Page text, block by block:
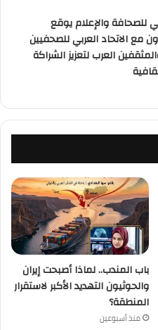
للصحافة والإعلام يوقع
مع الاتحاد العربي للصحفيين
العرب لتعزيز الشراكة
باب المندب.. لماذا أصبحت إيران
والحوثيون التهديد الأكبر لاستقرار
المنطقة؟
منذ أسبوعين